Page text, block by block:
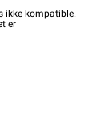
ikke kompatible.
er